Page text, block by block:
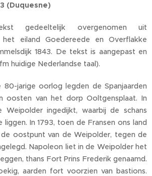
(Duquesne)
gedeeltelijk overgenomen uit
het eiland Goedereede en Overflakke
1843. De tekst is aangepast en
huidige Nederlandse taal).
80-jarige oorlog legden de Spanjaarden
oosten van het dorp Ooltgensplaat. In
Weipolder ingedijkt, waarbij de schans
liggen. In 1793, toen de Fransen ons land
de oostpunt van de Weipolder, tegen de
Napoleon liet in de Weipolder het
thans Fort Prins Frederik genaamd.
aarden fort voorzien van bastions.